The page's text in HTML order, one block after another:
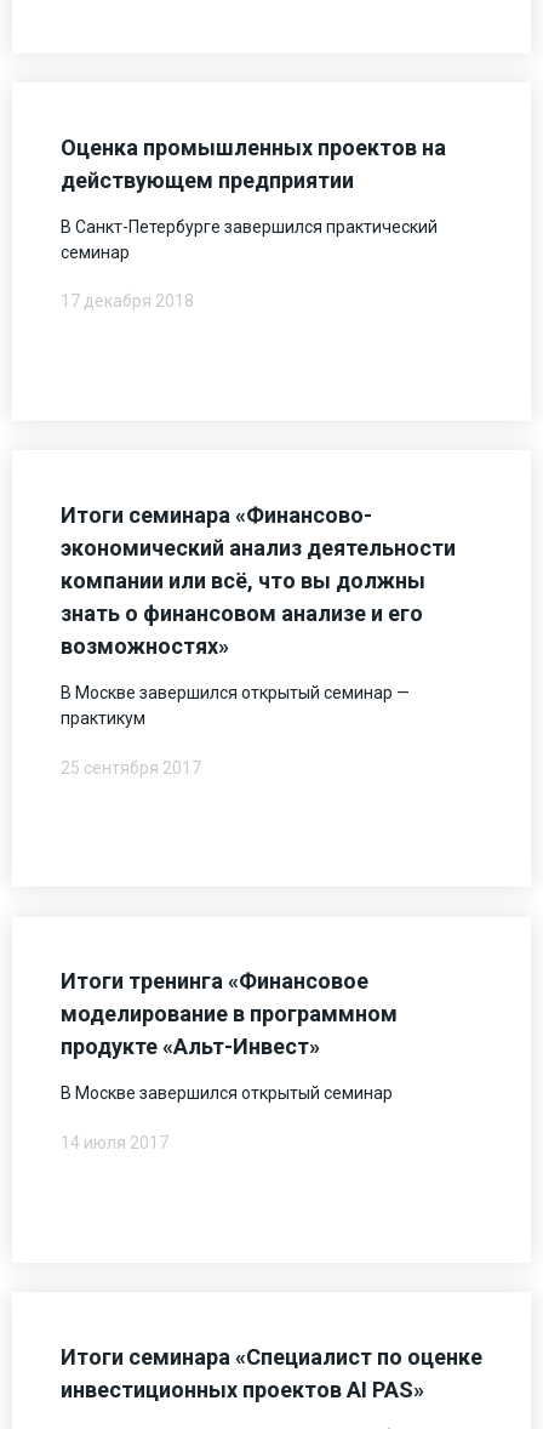
Оценка промышленных проектов на
действующем предприятии
В Санкт-Петербурге завершился практический
семинар
17 декабря 2018
Итоги семинара «Финансово-
экономический анализ деятельности
компании или всё, что вы должны
знать о финансовом анализе и его
возможностях»
В Москве завершился открытый семинар —
практикум
25 сентября 2017
Итоги тренинга «Финансовое
моделирование в программном
продукте «Альт-Инвест»
В Москве завершился открытый семинар
14 июля 2017
Итоги семинара «Специалист по оценке
инвестиционных проектов AI PAS»